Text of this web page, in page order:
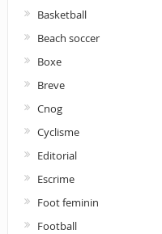
Basketball
Beach soccer
Boxe
Breve
Cnog
Cyclisme
Editorial
Escrime
Foot feminin
Football